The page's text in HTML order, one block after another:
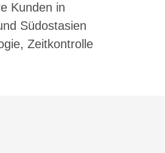
Kunden in
Südostasien
Zeitkontrolle